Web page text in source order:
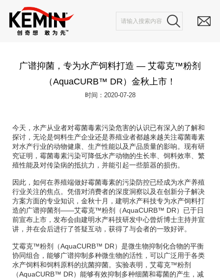
广谱抑菌，专为水产饲料打造 — 艾霉克™粉剂
（AquaCURB™ DR）金秋上市！
时间：2020-07-28
今天，水产从业者对霉菌毒素污染危害的认识已有深入的了解和
探讨，无论是饲料生产企业还是养殖业者都越来越关注霉菌毒素
对水产行业的动物健康、生产性能以及产品质量的影响。现有研
究证明，霉菌毒素污染可降低水产动物的生长率、饲料效率、繁
殖性能及对传染病的抵抗力，并能引起一些脏器的损伤。
因此，如何在养殖端做好霉菌毒素的污染防控已经成为水产养殖
行业关注的焦点。凭借对消费者的深度洞察以及在创新分子解决
方案方面的专业知识，金秋十月，建明水产科技专为水产饲料打
造的广谱抑菌剂——艾霉克™粉剂（AquaCURB™ DR）已于日
前宣布上市，发布会由建明水产科技研发中心曾炘博士主持并宣
讲，并在会后进行了答疑互动，获得了与会者的一致好评。
艾霉克™粉剂（AquaCURB™ DR）是微生物抑制化合物的平衡
协同组合，能够广谱抑制多种微生物的活性，可以广泛用于各类
水产饲料和饲料原料的抗菌抑菌。实验表明，艾霉克™粉剂
（AquaCURB™ DR）能够有效抑制多种细菌和霉菌的产生，减